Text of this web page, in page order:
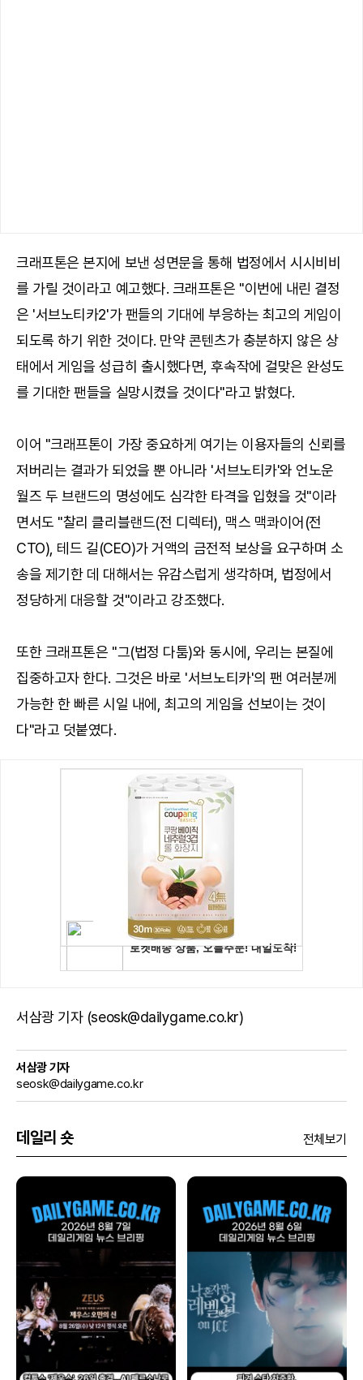
크래프톤은 본지에 보낸 성면문을 통해 법정에서 시시비비
를 가릴 것이라고 예고했다. 크래프톤은 "이번에 내린 결정
은 '서브노티카2'가 팬들의 기대에 부응하는 최고의 게임이
되도록 하기 위한 것이다. 만약 콘텐츠가 충분하지 않은 상
태에서 게임을 성급히 출시했다면, 후속작에 걸맞은 완성도
를 기대한 팬들을 실망시켰을 것이다"라고 밝혔다.
이어 "크래프톤이 가장 중요하게 여기는 이용자들의 신뢰를
저버리는 결과가 되었을 뿐 아니라 '서브노티카'와 언노운
월즈 두 브랜드의 명성에도 심각한 타격을 입혔을 것"이라
면서도 "찰리 클리블랜드(전 디렉터), 맥스 맥콰이어(전
CTO), 테드 길(CEO)가 거액의 금전적 보상을 요구하며 소
송을 제기한 데 대해서는 유감스럽게 생각하며, 법정에서
정당하게 대응할 것"이라고 강조했다.
또한 크래프톤은 "그(법정 다툼)와 동시에, 우리는 본질에
집중하고자 한다. 그것은 바로 '서브노티카'의 팬 여러분께
가능한 한 빠른 시일 내에, 최고의 게임을 선보이는 것이
다"라고 덧붙였다.
서삼광 기자 (seosk@dailygame.co.kr)
서삼광 기자
seosk@dailygame.co.kr
데일리 숏 전체보기